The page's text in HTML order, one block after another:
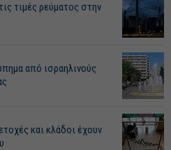
τιμές ρεύματος στην
από ισραηλινούς
και κλάδοι έχουν